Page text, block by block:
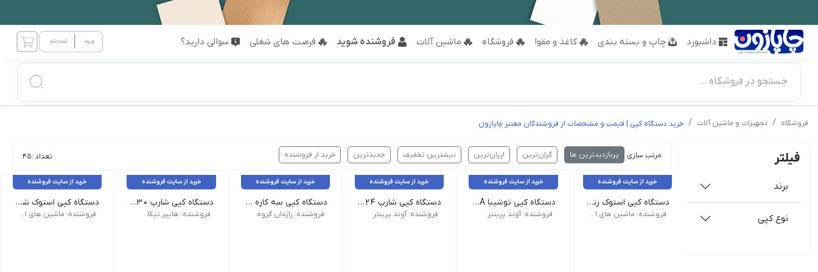
داشبورد چاپ و بسته بندی کاغذ و مقوا فروشگاه ماشین آلات فروشنده شوید فرصت های شغلی سوالی دارید؟
جستجو در فروشگاه ...
فروشگاه تجهیزات و ماشین آلات خرید دستگاه کپی | قیمت و مشخصات از فروشندگان معتبر چاپازون
فیلتر
برند
نوع کپی
مرتب سازی : پربازدیدترین ها گران‌ترین ارزان‌ترین بیشترین تخفیف جدیدترین خرید از فروشنده تعداد :45
خرید از سایت فروشنده
دستگاه کپی استوک رنگی شارپ مدل MX-4112N
نوع کپی: رنگی سرعت کپی سیاه و سفید A4: 41ppm سرعت کپی رنگی A4: 41ppm سرعت کپی سیاه و سفید A3: 19ppm سرعت کپی رنگی A3: 19ppm حداقل سایز چاپ: A5 حداکثر سایز چاپ: A3 ظرفیت ورودی کاغذ: 5600 مدت زمان گرم شدن: 30 حافظه رم: 4096 هارد دیسک: 160G درگاه های ارتباطی: STD USB 2.0, 10Base-T/100Base-TX/1000Base-T توان مصرفی: 1,84KW سایز کپی: A3 زمان خروج اولین کپی سیاه و سفید: 4,7 زمان خروج اولین کپی رنگی: 6,7 شیوه اسکن: Push scan and Pull scan
فروشنده: ماشین های اداری کاراشاپ
خرید از سایت فروشنده
دستگاه کپی توشیبا Toshiba e-STUDIO 2523A وزن 25500 گرم ابعاد 40.2 × 54.0 × 57.5 سانتیمتر برند Toshiba | نوع کپی سیاه و سفید | حافظه پرینتر 256 مگابایت | ظرفیت سینی کاغذ 350 برگ | مناسب برای ادارات، مدارس و دفاتری که استفاده زیادی دارند | سایز کپی A3, A4, A5, A6 | سرعت کپی 25 برگ در دقیقه | رزولوشن کپی dpi 2400×600 | بزرگنمایی کپی 25% 400% | حداکثر تعداد کپی 999 برگ | زمان تهیه اولین کپی 6.4 ثانیه | زمان گرم شدن دستگاه 15 ثانیه | پرینتر دارد | وضوح چاپ 600*2400 dpi | قابلیت چاپ دو رو ندارد | اسکنر دارد | نوع اسکن رنگی | دقت اسکن 600 dpi | فکس ندارد | درگاه اتصال USB 2.0 | سیستم عامل های سازگار Windows Vista, Windows 7, ® Windows 8/8.1, ® Windows Server 2003, ® Windows Server 2003R2, ® Windows Server 2008, ® Windows Server 2008R2, ® Windows Server 2012R2 کارتریج سازگار Toshiba T-2323P
فروشنده: آوند پرینتر
خرید از سایت فروشنده
دستگاه کپی شارپ ar-7024 وزن 28000 گرم ابعاد 599 × 612 × 511 سانتیمتر برند Sharp | نوع کپی سیاه و سفید | کارتریج سازگار MX-237xt, 238xt | حافظه پرینتر 64 مگابایت | ظرفیت سینی کاغذ 350 برگ | وزن کاغذ Tray: 55 g/m2 to 105 g/m2 _Multi-bypass tray: 55 g/m2 to 200 g/m2 | حداکثر سایز کاغذ A3 | سرعت کپی 24 برگ در دقیقه | رزولوشن کپی 600*600 dpi | بزرگنمایی کپی 25% 400% | حداکثر تعداد کپی 999 برگ | زمان تهیه اولین کپی 6.5 ثانیه | زمان گرم شدن دستگاه 25 ثانیه | پرینتر دارد | وضوح چاپ پرینتر 600*600 dpi | قابلیت چاپ دو رو ندارد اسکنر دارد نوع اسکن رنگی دقت اسکن 600*600 dpi فکس ندارد درگاه اتصال USB 2.0 سیستم عامل های سازگار Windows ,Mac
فروشنده: آوند پرینتر
خرید از سایت فروشنده
دستگاه کپی سه کاره کانن 2224 Canon
فروشنده: راژمان گروه
خرید از سایت فروشنده
دستگاه کپی شارپ MX-M2630 برند SHARP | دقت چاپ 600*600 DPI | تکنولوژی چاپ لیزری | سرعت چاپ 26 برگ در دقیقه | گنجایش ورودی کاغذ STD 650 Sheets , Max 6300 Sheets | کاغذ قابل استفاده کاغذ،پاکت،مقوا،لیبل،طلق،کارت پستال | پرینت ابری و موبایل دارد | ابعاد کاغذ قابل استفاده A5 تا A3W | ویژگی های اسکنر 75 تا 9600 | ابعاد 608mm×650mm×834mm | وزن 64kg | تکنولوژی چاپ لیزری | شماره کارتریج MX561 | طول عمر کاتریج 40000 برگ باوپوشش 5% از سطح A4 | اینترفیس USB, Wireless LAN, WIFI-Direct | ولتاژ ورودی 110V-240V
فروشنده: هایپر نیکا
خرید از سایت فروشنده
دستگاه کپی استوک شارپ مدل Sharp MX-565 سرعت کپی A4: 56(ppm) سرعت کپی A3: 26(ppm) حداقل سایز چاپ: A5 حداکثر سایز چاپ: A3 مدت زمان گرم شدن: 12s هارد دیسک: 320GB درگاه های ارتباطی: STD USB 2.0, 10Base-T/100Base-TX/1000Base-T توان مصرفی: 1,84kw سایز کپی: A3 زمان خروج اولین کپی: 3,7s شیوه اسکن: Push scan and Pull scan ظرفیت ADF: 150 برگ اسکن تحت شبکه: دارد
فروشنده: ماشین های اداری کاراشاپ